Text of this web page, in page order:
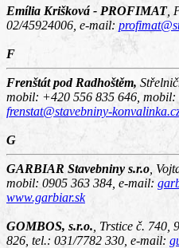
Emília Krišková - PROFIMAT,
02/45924006, e-mail:
F
Frenštát pod Radhoštěm,
mobil: +420 556 835 646,
frenstat@stavebniny-
G
GARBIAR Stavebniny s.r.o
mobil: 0905 363 384, e-mail:
www.garbiar.sk
GOMBOS, s.r.o. Trstice č. 740,
826, tel.: 031/7782 330, e-mail: